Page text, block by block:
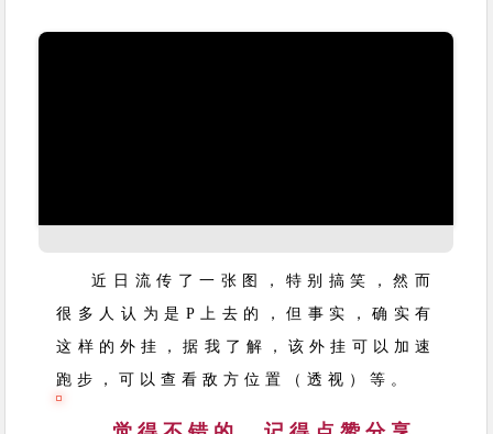
近日流传了一张图，特别搞笑，然而
很多人认为是P上去的，但事实，确实有
这样的外挂，据我了解，该外挂可以加速
跑步，可以查看敌方位置（透视）等。